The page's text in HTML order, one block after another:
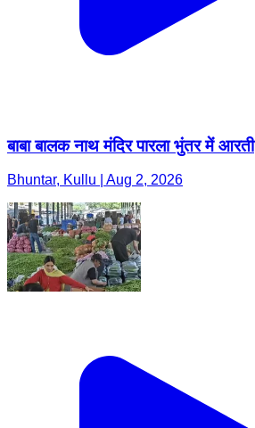
बाबा बालक नाथ मंदिर पारला भुंतर में आरती
Bhuntar, Kullu | Aug 2, 2026